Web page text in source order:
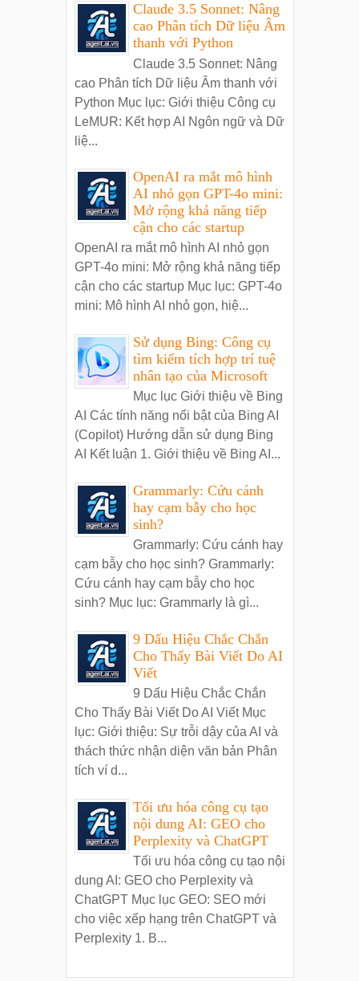
Claude 3.5 Sonnet: Nâng
cao Phân tích Dữ liệu Âm
thanh với Python
Claude 3.5 Sonnet: Nâng
cao Phân tích Dữ liệu Âm thanh với
Python Mục lục: Giới thiệu Công cụ
LeMUR: Kết hợp AI Ngôn ngữ và Dữ
liệ...
OpenAI ra mắt mô hình
AI nhỏ gọn GPT-4o mini:
Mở rộng khả năng tiếp
cận cho các startup
OpenAI ra mắt mô hình AI nhỏ gọn
GPT-4o mini: Mở rộng khả năng tiếp
cận cho các startup Mục lục: GPT-4o
mini: Mô hình AI nhỏ gọn, hiệ...
Sử dụng Bing: Công cụ
tìm kiếm tích hợp trí tuệ
nhân tạo của Microsoft
Mục lục Giới thiệu về Bing
AI Các tính năng nổi bật của Bing AI
(Copilot) Hướng dẫn sử dụng Bing
AI Kết luận 1. Giới thiệu về Bing AI...
Grammarly: Cứu cánh
hay cạm bẫy cho học
sinh?
Grammarly: Cứu cánh hay
cạm bẫy cho học sinh? Grammarly:
Cứu cánh hay cạm bẫy cho học
sinh? Mục lục: Grammarly là gì...
9 Dấu Hiệu Chắc Chắn
Cho Thấy Bài Viết Do AI
Viết
9 Dấu Hiệu Chắc Chắn
Cho Thấy Bài Viết Do AI Viết Mục
lục: Giới thiệu: Sự trỗi dậy của AI và
thách thức nhận diện văn bản Phân
tích ví d...
Tối ưu hóa công cụ tạo
nội dung AI: GEO cho
Perplexity và ChatGPT
Tối ưu hóa công cụ tạo nội
dung AI: GEO cho Perplexity và
ChatGPT Mục lục GEO: SEO mới
cho việc xếp hạng trên ChatGPT và
Perplexity 1. B...